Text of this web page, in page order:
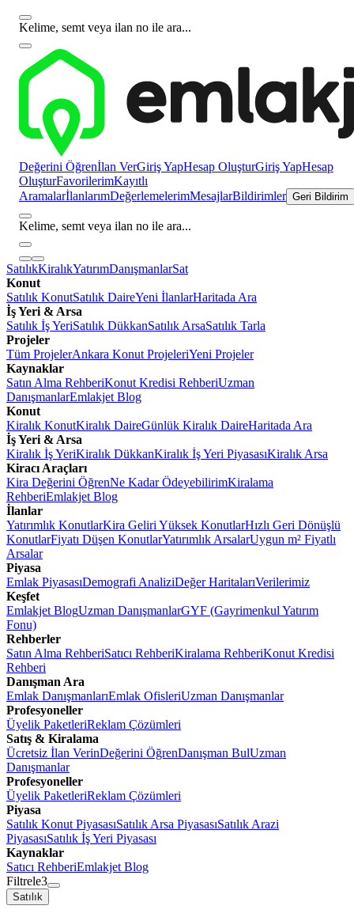
Kelime, semt veya ilan no ile ara...
Değerini Öğrenİlan VerGiriş YapHesap OluşturGiriş YapHesap
OluşturFavorilerimKayıtlı
AramalarİlanlarımDeğerlemelerimMesajlarBildirimler Geri Bildirim
Kelime, semt veya ilan no ile ara...
SatılıkKiralıkYatırımDanışmanlarSat
Konut
Satılık KonutSatılık DaireYeni İlanlarHaritada Ara
İş Yeri & Arsa
Satılık İş YeriSatılık DükkanSatılık ArsaSatılık Tarla
Projeler
Tüm ProjelerAnkara Konut ProjeleriYeni Projeler
Kaynaklar
Satın Alma RehberiKonut Kredisi RehberiUzman
DanışmanlarEmlakjet Blog
Konut
Kiralık KonutKiralık DaireGünlük Kiralık DaireHaritada Ara
İş Yeri & Arsa
Kiralık İş YeriKiralık DükkanKiralık İş Yeri PiyasasıKiralık Arsa
Kiracı Araçları
Kira Değerini ÖğrenNe Kadar ÖdeyebilirimKiralama
RehberiEmlakjet Blog
İlanlar
Yatırımlık KonutlarKira Geliri Yüksek KonutlarHızlı Geri Dönüşlü
KonutlarFiyatı Düşen KonutlarYatırımlık ArsalarUygun m² Fiyatlı
Arsalar
Piyasa
Emlak PiyasasıDemografi AnaliziDeğer HaritalarıVerilerimiz
Keşfet
Emlakjet BlogUzman DanışmanlarGYF (Gayrimenkul Yatırım
Fonu)
Rehberler
Satın Alma RehberiSatıcı RehberiKiralama RehberiKonut Kredisi
Rehberi
Danışman Ara
Emlak DanışmanlarıEmlak OfisleriUzman Danışmanlar
Profesyoneller
Üyelik PaketleriReklam Çözümleri
Satış & Kiralama
Ücretsiz İlan VerinDeğerini ÖğrenDanışman BulUzman
Danışmanlar
Profesyoneller
Üyelik PaketleriReklam Çözümleri
Piyasa
Satılık Konut PiyasasıSatılık Arsa PiyasasıSatılık Arazi
PiyasasıSatılık İş Yeri Piyasası
Kaynaklar
Satıcı RehberiEmlakjet Blog
Filtrele3
Satılık